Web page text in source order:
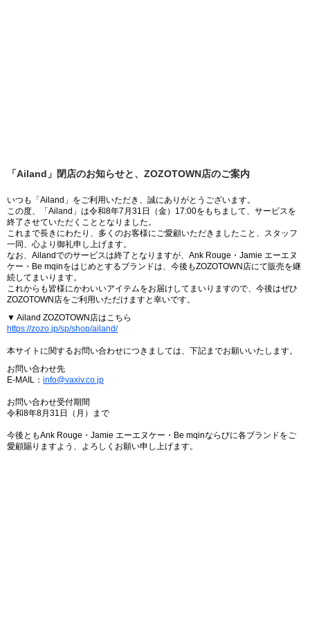
「Ailand」閉店のお知らせと、ZOZOTOWN店のご案内
いつも「Ailand」をご利用いただき、誠にありがとうございます。
この度、「Ailand」は令和8年7月31日（金）17:00をもちまして、サービスを
終了させていただくこととなりました。
これまで長きにわたり、多くのお客様にご愛顧いただきましたこと、スタッフ
一同、心より御礼申し上げます。
なお、Ailandでのサービスは終了となりますが、Ank Rouge・Jamie エーエヌ
ケー・Be mqinをはじめとするブランドは、今後もZOZOTOWN店にて販売を継
続してまいります。
これからも皆様にかわいいアイテムをお届けしてまいりますので、今後はぜひ
ZOZOTOWN店をご利用いただけますと幸いです。
▼ Ailand ZOZOTOWN店はこちら
https://zozo.jp/sp/shop/ailand/
本サイトに関するお問い合わせにつきましては、下記までお願いいたします。
お問い合わせ先
E-MAIL： info@vaxiv.co.jp
お問い合わせ受付期間
令和8年8月31日（月）まで
今後ともAnk Rouge・Jamie エーエヌケー・Be mqinならびに各ブランドをご
愛顧賜りますよう、よろしくお願い申し上げます。